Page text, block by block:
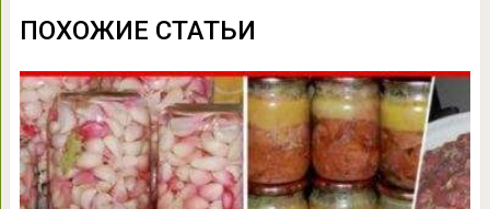
ПОХОЖИЕ СТАТЬИ